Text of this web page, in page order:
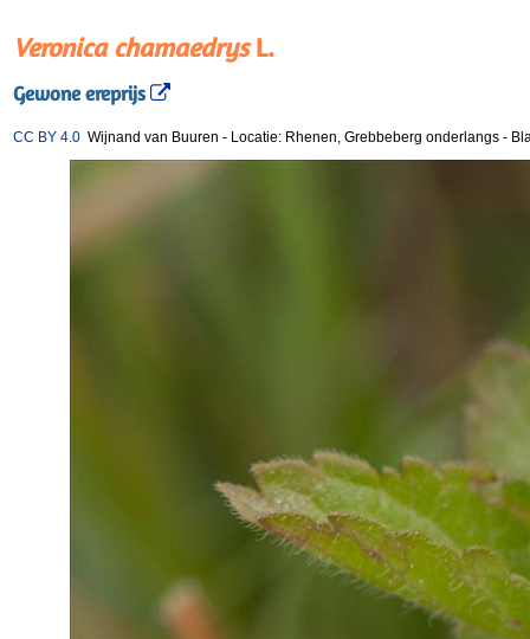
Veronica chamaedrysL.
Gewone ereprijs
CC BY 4.0 Wijnand van Buuren - Locatie: Rhenen, Grebbeberg onderlangs -